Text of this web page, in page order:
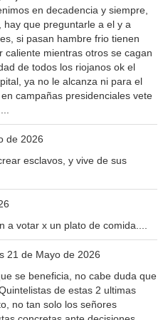
en decadencia y siempre,
que preguntarle a el y a
si pasan hambre frio tienen
caliente mientras otros se cagan
de todos los riojanos ok el
ya no le alcanza ni para el
campañas presidenciales vete
de 2026
esclavos, y vive de sus
a votar x un plato de comida....
21 de Mayo de 2026
se beneficia, no cabe duda que
de estas 2 ultimas
no tan solo los señores